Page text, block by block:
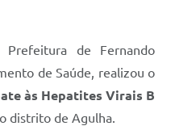
Prefeitura de Fernando
de Saúde, realizou o
às Hepatites Virais B
distrito de Agulha.